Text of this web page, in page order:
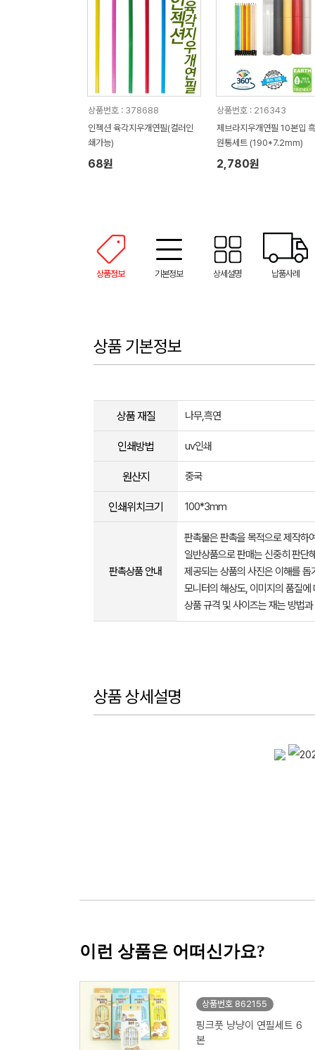
상품번호 : 378688
인젝션 육각지우개연필(컬러인
쇄가능)
68원
상품번호 : 216343
제브라지우개연필 10본입
원통세트 (190*7.2mm)
2,780원
상품정보 기본정보 상세설명 납품사례
상품 기본정보
상품 재질 나무,흑연
인쇄방법 uv인쇄
원산지 중국
인쇄위치크기 100*3mm
판촉상품 안내
판촉물은 판촉을 목적으로 제작하
일반상품으로 판매는 신중히 판단
제공되는 상품의 사진은 이해를
모니터의 해상도, 이미지의 품질
상품 규격 및 사이즈는 재는 방법
상품 상세설명
이런 상품은 어떠신가요?
상품번호 862155
핑크풋 냥냥이 연필세트 6
본